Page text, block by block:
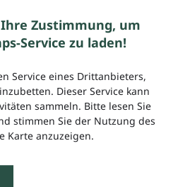
Zustimmung, um
Service zu laden!
Service eines Drittanbieters,
Dieser Service kann
sammeln. Bitte lesen Sie
stimmen Sie der Nutzung des
Karte anzuzeigen.